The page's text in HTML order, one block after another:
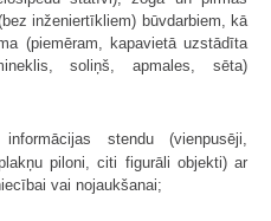
inženiertīkliem) būvdarbiem, kā
(piemēram, kapavietā uzstādīta
soliņš, apmales, sēta)
stendu (vienpusēji,
piloni, citi figurāli objekti) ar
vai nojaukšanai;